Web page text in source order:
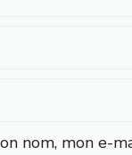
nom, mon e-